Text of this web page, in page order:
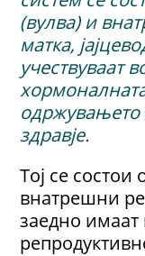
(вулва) и
матка,
учествуваат
одржувањето
здравје.
Тој се
внатрешни
заедно имаат